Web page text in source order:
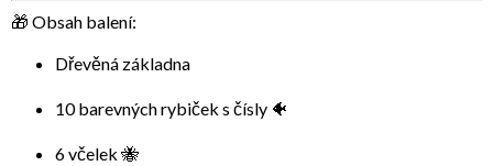
🎁 Obsah balení:
Dřevěná základna
10 barevných rybiček s čísly 🐠
6 včelek 🐝